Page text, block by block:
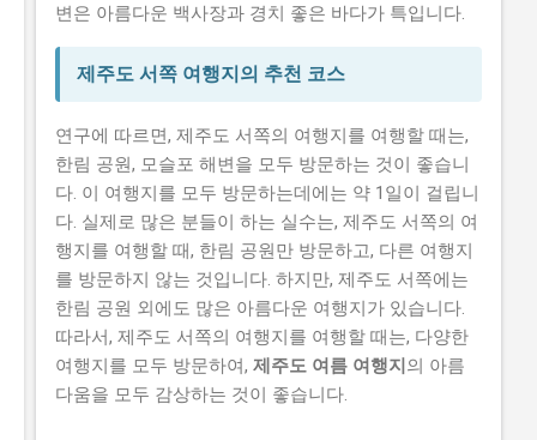
변은 아름다운 백사장과 경치 좋은 바다가 특입니다.
제주도 서쪽 여행지의 추천 코스
연구에 따르면, 제주도 서쪽의 여행지를 여행할 때는,
한림 공원, 모슬포 해변을 모두 방문하는 것이 좋습니
다. 이 여행지를 모두 방문하는데에는 약 1일이 걸립니
다. 실제로 많은 분들이 하는 실수는, 제주도 서쪽의 여
행지를 여행할 때, 한림 공원만 방문하고, 다른 여행지
를 방문하지 않는 것입니다. 하지만, 제주도 서쪽에는
한림 공원 외에도 많은 아름다운 여행지가 있습니다.
따라서, 제주도 서쪽의 여행지를 여행할 때는, 다양한
여행지를 모두 방문하여, 제주도 여름 여행지 의 아름
다움을 모두 감상하는 것이 좋습니다.